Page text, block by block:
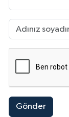
Gönder